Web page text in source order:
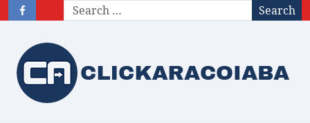
Search